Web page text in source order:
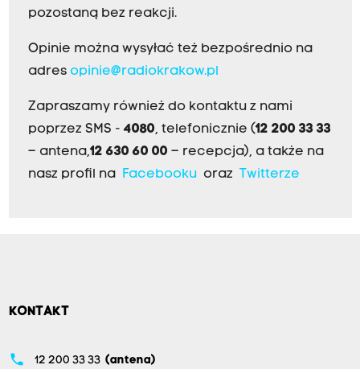
pozostaną bez reakcji.
Opinie można wysyłać też bezpośrednio na
adres opinie@radiokrakow.pl
Zapraszamy również do kontaktu z nami
poprzez SMS - 4080, telefonicznie (12 200 33 33
– antena,12 630 60 00 – recepcja), a także na
nasz profil na
Facebookuoraz Twitterze
KONTAKT
phone 12 200 33 33 (antena)